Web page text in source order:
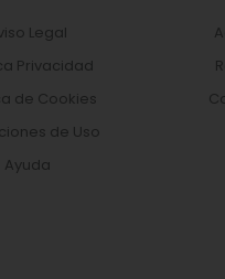
Legal
Privacidad
de Cookies
de Uso
Ayuda